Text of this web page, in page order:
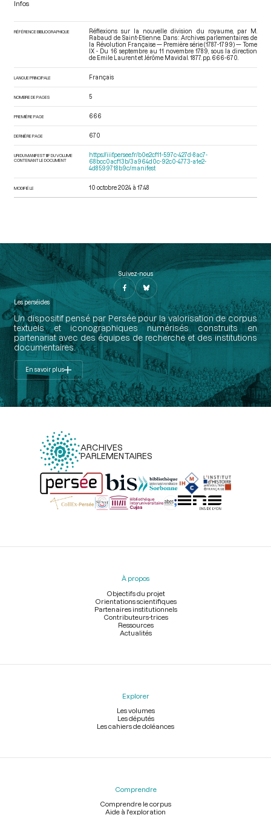
Infos
RÉFÉRENCE BIBLIOGRAPHIQUE
Réflexions sur la nouvelle division du royaume, par M.
Rabaud de Saint-Etienne. Dans : Archives parlementaires de
la Révolution Française — Première série (1787-1799) — Tome
IX - Du 16 septembre au 11 novembre 1789 , sous la direction
de Emile Laurent et Jérôme Mavidal. 1877. pp. 666-670.
LANGUE PRINCIPALE Français
NOMBRE DE PAGES 5
PREMIÈRE PAGE 666
DERNIÈRE PAGE 670
URI DU MANIFEST IIIF DU VOLUME
CONTENANT LE DOCUMENT
https://iiif.persee.fr/b0e2cf11-597c-427d-8ac7-
68bcc0acf13b/3a964d0c-92c0-4773-a1e2-
4d8599718b9c/manifest
MODIFIÉ LE 10 octobre 2024 à 17:48
Suivez-nous
Les perséides
Un dispositif pensé par Persée pour la valorisation de corpus
textuels et iconographiques numérisés construits en
partenariat avec des équipes de recherche et des institutions
documentaires.
En savoir plus
ARCHIVES
PARLEMENTAIRES
Menu
À propos
Objectifs du projet
Orientations scientifiques
Partenaires institutionnels
Contributeurs-trices
Ressources
Actualités
Explorer
Les volumes
Les députés
Les cahiers de doléances
Comprendre
Comprendre le corpus
Aide à l'exploration